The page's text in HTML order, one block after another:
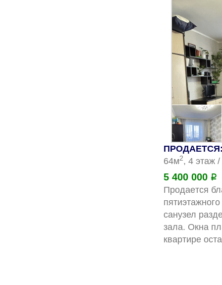
ПРОДАЕТСЯ:
64м2, 4 этаж
5 400 000 Р
Продаeтcя
cанузел
зaлa. Окна